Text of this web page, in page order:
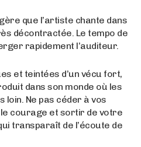
que l’artiste chante dans
décontractée. Le tempo de
rapidement l’auditeur.
et teintées d’un vécu fort,
dans son monde où les
loin. Ne pas céder à vos
courage et sortir de votre
transparaît de l’écoute de